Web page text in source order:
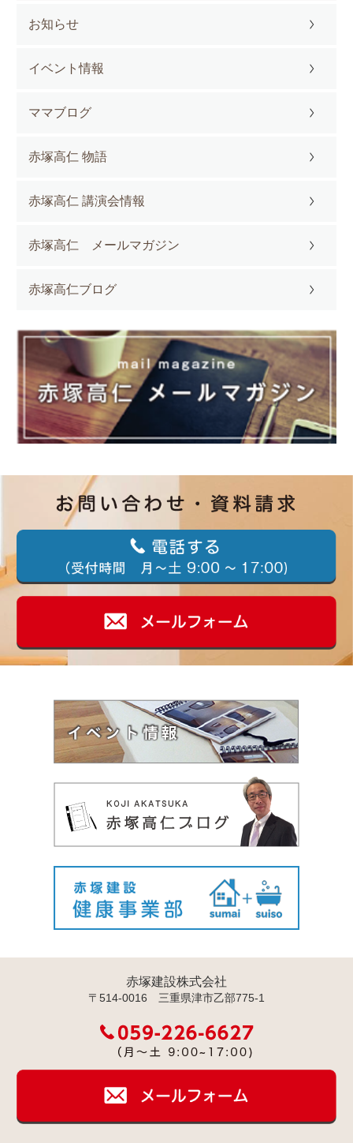
お知らせ
イベント情報
ママブログ
赤塚高仁 物語
赤塚高仁 講演会情報
赤塚高仁 メールマガジン
赤塚高仁ブログ
赤塚建設株式会社
〒514-0016 三重県津市乙部775-1